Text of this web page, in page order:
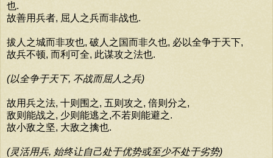
也.
故善用兵者, 屈人之兵而非战也.
拔人之城而非攻也, 破人之国而非久也, 必以全争于天下,
故兵不顿, 而利可全, 此谋攻之法也.
(以全争于天下, 不战而屈人之兵)
故用兵之法, 十则围之, 五则攻之, 倍则分之,
敌则能战之, 少则能逃之,不若则能避之.
故小敌之坚, 大敌之擒也.
(灵活用兵, 始终让自己处于优势或至少不处于劣势)